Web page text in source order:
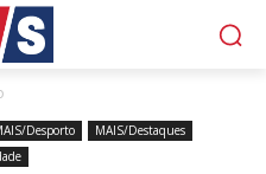
Desporto
MAIS/Destaques